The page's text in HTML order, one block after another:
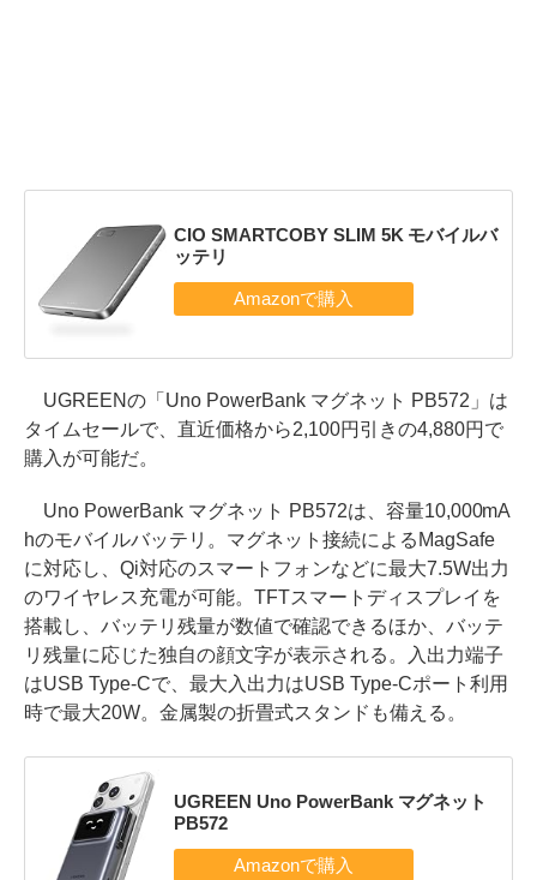
CIO SMARTCOBY SLIM 5K モバイルバ
ッテリ
UGREENの「Uno PowerBank マグネット PB572」は
タイムセールで、直近価格から2,100円引きの4,880円で
購入が可能だ。
Uno PowerBank マグネット PB572は、容量10,000mA
hのモバイルバッテリ。マグネット接続によるMagSafe
に対応し、Qi対応のスマートフォンなどに最大7.5W出力
のワイヤレス充電が可能。TFTスマートディスプレイを
搭載し、バッテリ残量が数値で確認できるほか、バッテ
リ残量に応じた独自の顔文字が表示される。入出力端子
はUSB Type-Cで、最大入出力はUSB Type-Cポート利用
時で最大20W。金属製の折畳式スタンドも備える。
UGREEN Uno PowerBank マグネット
PB572